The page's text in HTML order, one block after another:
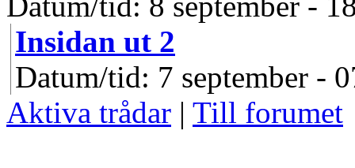
Insidan ut 2
Datum/tid: 7 september -
Aktiva trådar | Till forumet